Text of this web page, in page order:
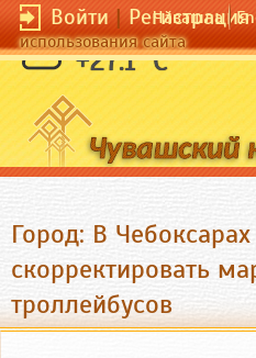
Войти|Регистрация
использования сайта
Чӑвашла
+27.1 °C
В
Город: В
скорректировать
троллейбусов